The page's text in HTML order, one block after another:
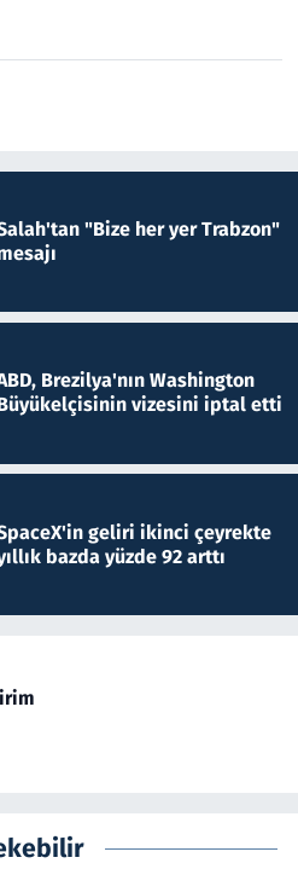
"Bize her yer Trabzon"
Brezilya'nın Washington
vizesini iptal etti
geliri ikinci çeyrekte
bazda yüzde 92 arttı